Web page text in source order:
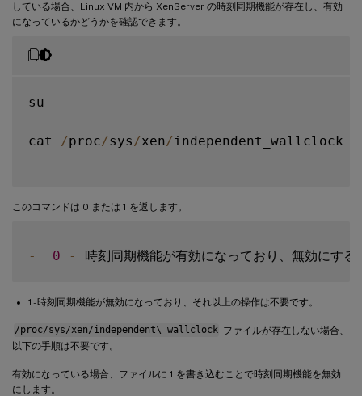
している場合、Linux VM 内から XenServer の時刻同期機能が存在し、有効
になっているかどうかを確認できます。
su -
cat /proc/sys /xen/ independent_wallclock
このコマンドは 0 または 1 を返します。
- 0 -
1 - 時刻同期機能が無効になっており、それ以上の操作は不要です。
/proc/sys/xen/independent\_wallclock ファイルが存在しない場合、
以下の手順は不要です。
有効になっている場合、ファイルに 1 を書き込むことで時刻同期機能を無効
にします。